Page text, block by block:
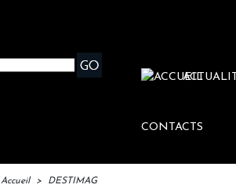
CONTACTS
Accueil > DESTIMAG